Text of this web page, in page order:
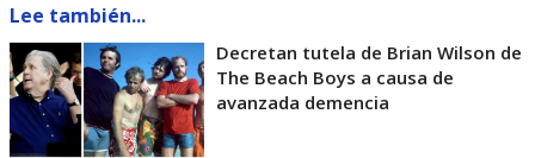
Lee también...
Decretan tutela de Brian Wilson de
The Beach Boys a causa de
avanzada demencia